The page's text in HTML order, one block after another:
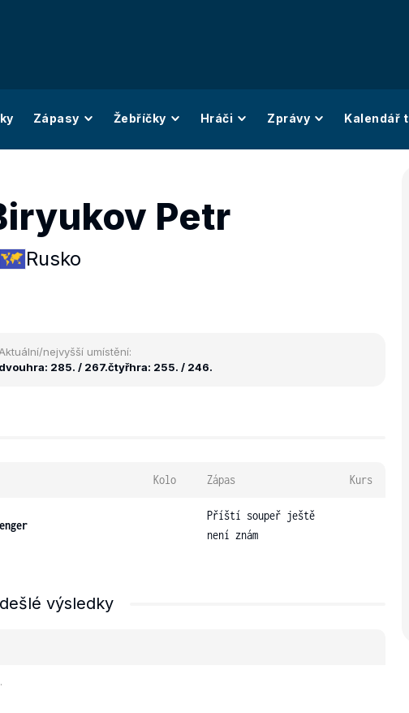
Zápasy Žebříčky Hráči Zprávy Kalendář
Petr
Rusko
Aktuální/nejvyšší umístění:
dvouhra: 285. / 267.čtyřhra: 255. / 246.
Kolo Zápas Kurs
Příští soupeř ještě
není znám
výsledky